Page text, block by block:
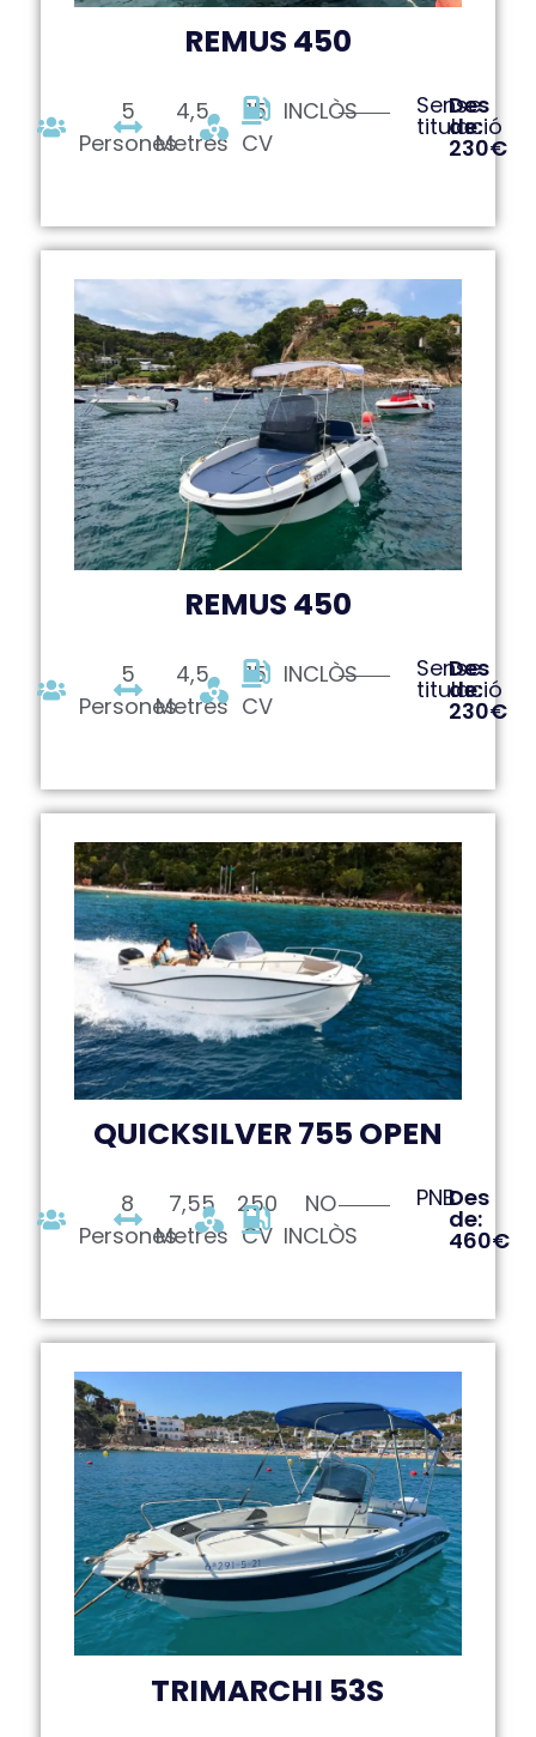
REMUS 450
5
Persones
4,5
Metres
15
CV
INCLÒS Sense
titulació
Des
de:
230€
REMUS 450
5
Persones
4,5
Metres
15
CV
INCLÒS Sense
titulació
Des
de:
230€
QUICKSILVER 755 OPEN
8
Persones
7,55
Metres
250
CV
NO
INCLÒS
PNBDes
de:
460€
TRIMARCHI 53S